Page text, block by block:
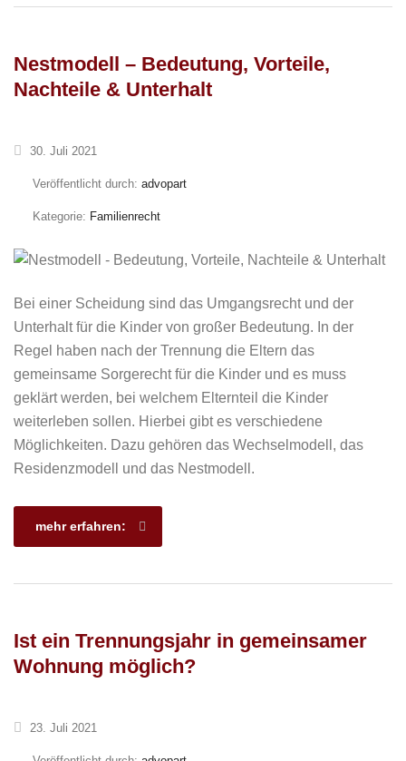
Nestmodell – Bedeutung, Vorteile,
Nachteile & Unterhalt
30. Juli 2021
Veröffentlicht durch: advopart
Kategorie: Familienrecht
Bei einer Scheidung sind das Umgangsrecht und der
Unterhalt für die Kinder von großer Bedeutung. In der
Regel haben nach der Trennung die Eltern das
gemeinsame Sorgerecht für die Kinder und es muss
geklärt werden, bei welchem Elternteil die Kinder
weiterleben sollen. Hierbei gibt es verschiedene
Möglichkeiten. Dazu gehören das Wechselmodell, das
Residenzmodell und das Nestmodell.
mehr erfahren:
Ist ein Trennungsjahr in gemeinsamer
Wohnung möglich?
23. Juli 2021